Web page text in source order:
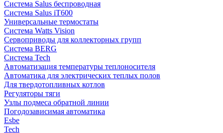
Система Salus беспроводная
Система Salus iT600
Универсальные термостаты
Система Watts Vision
Сервоприводы для коллекторных групп
Система BERG
Система Tech
Автоматизация температуры теплоносителя
Автоматика для электрических теплых полов
Для твердотопливных котлов
Регуляторы тяги
Узлы подмеса обратной линии
Погодозависимая автоматика
Esbe
Tech